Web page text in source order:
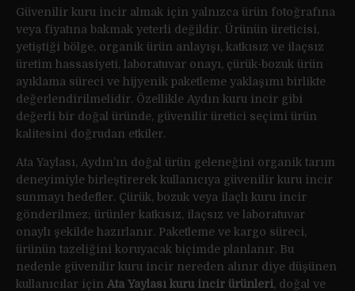
Güvenilir kuru incir almak için yalnızca ürün fotoğrafına
veya fiyatına bakmak yeterli değildir. Ürünün üreticisi,
yetiştiği bölge, organik ürün anlayışı, katkısız ve ilaçsız
üretim hassasiyeti, laboratuvar onayı, çürük-bozuk ürün
ayıklama süreci ve hijyenik paketleme yaklaşımı birlikte
değerlendirilmelidir. Özellikle Aydın kuru incir gibi
değerli bir doğal üründe, güvenilir üretici seçimi ürün
kalitesini doğrudan etkiler.
Ata Yaylası, Aydın’ın doğal ürün geleneğini organik tarım
deneyimiyle birleştirerek kullanıcıya güvenilir kuru incir
sunmayı hedefler. Çürük, bozuk veya ilaçlı kuru incir
gönderilmez; ürünler katkısız, ilaçsız ve laboratuvar
onaylı şekilde hazırlanır. Paketleme ve kargo süreci,
ürünün tazeliğini koruyacak biçimde planlanır. Bu
nedenle güvenilir kuru incir nereden alınır diye düşünen
kullanıcılar için Ata Yaylası kuru incir ürünleri , doğal ve